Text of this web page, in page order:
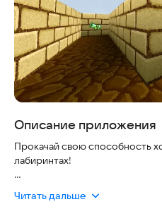
Описание приложения
Прокачай свою способность
лабиринтах!
краской, чтобы не
Читать дальше